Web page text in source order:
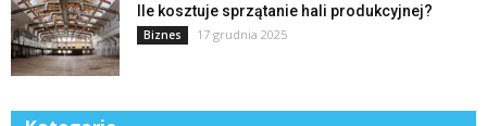
Ile kosztuje sprzątanie hali produkcyjnej?
Biznes 17 grudnia 2025